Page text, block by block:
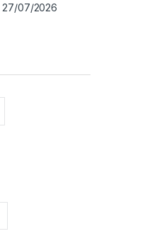
27/07/2026